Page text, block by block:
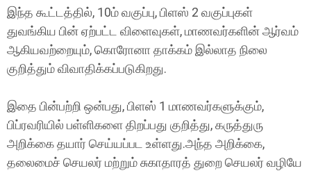
இந்த கூட்டத்தில், 10ம் வகுப்பு, பிளஸ் 2 வகுப்புகள்
துவங்கிய பின் ஏற்பட்ட விளைவுகள், மாணவர்களின் ஆர்வம்
ஆகியவற்றையும், கொரோனா தாக்கம் இல்லாத நிலை
குறித்தும் விவாதிக்கப்படுகிறது.
இதை பின்பற்றி ஒன்பது, பிளஸ் 1 மாணவர்களுக்கும்,
பிப்ரவரியில் பள்ளிகளை திறப்பது குறித்து, கருத்துரு
அறிக்கை தயார் செய்யப்பட உள்ளது.அந்த அறிக்கை,
தலைமைச் செயலர் மற்றும் சுகாதாரத் துறை செயலர் வழியே